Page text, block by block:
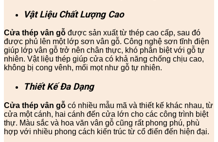
Vật Liệu Chất Lượng Cao
Cửa thép vân gỗ được sản xuất từ thép cao cấp, sau đó
được phủ lên một lớp sơn vân gỗ. Công nghệ sơn tĩnh điện
giúp lớp vân gỗ trở nên chân thực, khó phân biệt với gỗ tự
nhiên. Vật liệu thép giúp cửa có khả năng chống chịu cao,
không bị cong vênh, mối mọt như gỗ tự nhiên.
Thiết Kế Đa Dạng
Cửa thép vân gỗ có nhiều mẫu mã và thiết kế khác nhau, từ
cửa một cánh, hai cánh đến cửa lớn cho các công trình biệt
thự. Màu sắc và hoa văn vân gỗ cũng rất phong phú, phù
hợp với nhiều phong cách kiến trúc từ cổ điển đến hiện đại.